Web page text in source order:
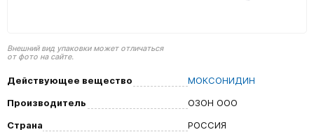
Внешний вид упаковки может отличаться
от фото на сайте.
Действующее вещество
МОКСОНИДИН
Производитель
ОЗОН ООО
Страна
РОССИЯ